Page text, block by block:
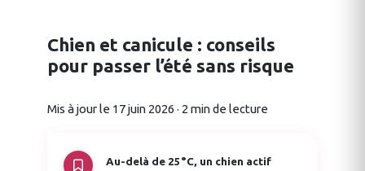
Chien et canicule : conseils
pour passer l’été sans risque
Mis à jour le 17 juin 2026 · 2 min de lecture
Au-delà de 25°C, un chien actif